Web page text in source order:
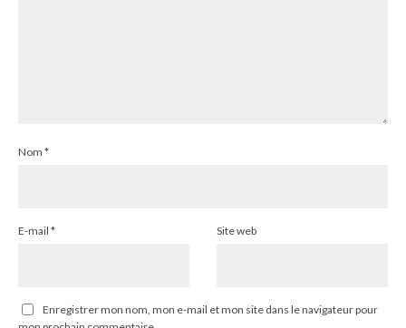
Nom *
E-mail * Site web
Enregistrer mon nom, mon e-mail et mon site dans le navigateur pour